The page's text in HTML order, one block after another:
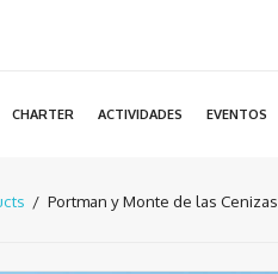
CHARTER ACTIVIDADES EVENTOS
Portman y Monte de las Cenizas